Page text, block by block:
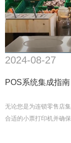
2024-08-27
POS系统集成指
无论您是为连锁零售店
合适的小票打印机并确